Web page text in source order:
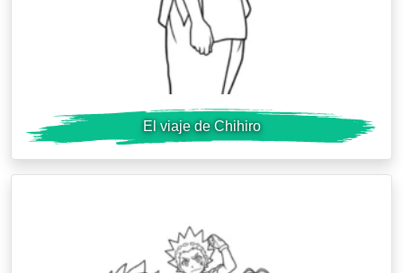
El viaje de Chihiro